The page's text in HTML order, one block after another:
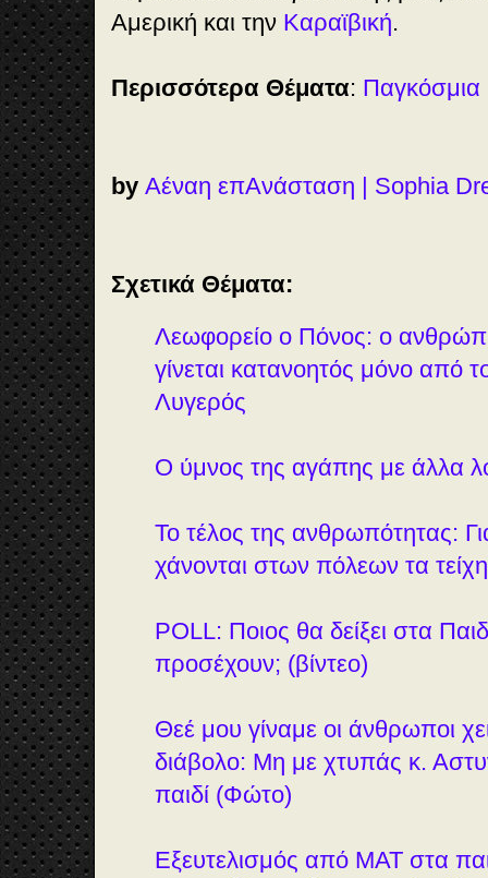
Αμερική και την Καραϊβική.
Περισσότερα Θέματα: Παγκόσμια
by Αέναη επΑνάσταση | Sophia
Σχετικά Θέματα:
Λεωφορείο ο Πόνος: ο
γίνεται κατανοητός μόνο από
Λυγερός
Ο ύμνος της αγάπης με άλλα
Το τέλος της ανθρωπότητας:
χάνονται στων πόλεων τα τείχη
POLL: Ποιος θα δείξει στα
προσέχουν; (βίντεο)
Θεέ μου γίναμε οι άνθρωποι
διάβολο: Μη με χτυπάς κ.
παιδί (Φώτο)
Εξευτελισμός από ΜΑΤ στα